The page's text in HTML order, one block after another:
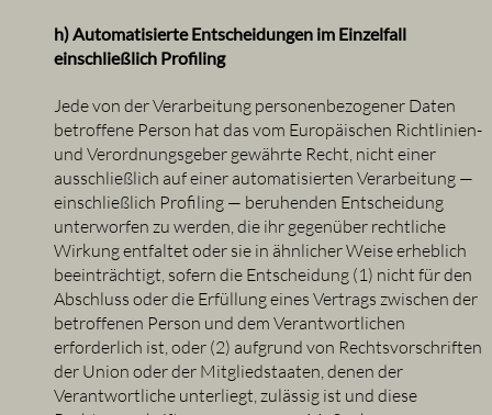
h) Automatisierte Entscheidungen im Einzelfall
einschließlich Profiling
Jede von der Verarbeitung personenbezogener Daten
betroffene Person hat das vom Europäischen Richtlinien-
und Verordnungsgeber gewährte Recht, nicht einer
ausschließlich auf einer automatisierten Verarbeitung —
einschließlich Profiling — beruhenden Entscheidung
unterworfen zu werden, die ihr gegenüber rechtliche
Wirkung entfaltet oder sie in ähnlicher Weise erheblich
beeinträchtigt, sofern die Entscheidung (1) nicht für den
Abschluss oder die Erfüllung eines Vertrags zwischen der
betroffenen Person und dem Verantwortlichen
erforderlich ist, oder (2) aufgrund von Rechtsvorschriften
der Union oder der Mitgliedstaaten, denen der
Verantwortliche unterliegt, zulässig ist und diese